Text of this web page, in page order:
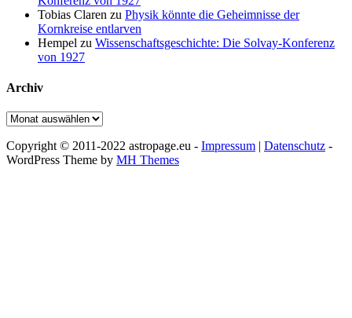
Tobias Claren zu Physik könnte die Geheimnisse der
Kornkreise entlarven
Hempel zu Wissenschaftsgeschichte: Die Solvay-Konferenz
von 1927
Archiv
Archiv
Copyright © 2011-2022 astropage.eu - Impressum | Datenschutz -
WordPress Theme by MH Themes